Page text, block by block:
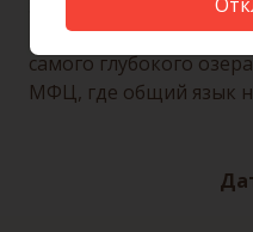
знаем, расскажет ли
расскажет, пусть все
самого глубокого
МФЦ, где общий язык